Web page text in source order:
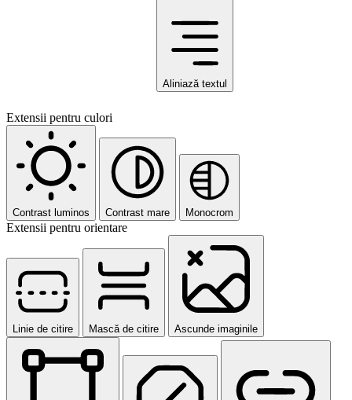
Aliniază textul
Extensii pentru culori
Contrast luminos Contrast mare Monocrom
Extensii pentru orientare
Linie de citire Mască de citire Ascunde imaginile